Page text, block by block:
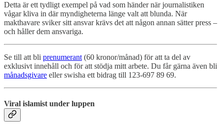
Detta är ett tydligt exempel på vad som händer när journalistiken
vågar kliva in där myndigheterna länge valt att blunda. När
makthavare sviker sitt ansvar krävs det att någon annan sätter press –
och håller dem ansvariga.
Se till att bli prenumerant (60 kronor/månad) för att ta del av
exklusivt innehåll och för att stödja mitt arbete. Du får gärna även bli
månadsgivare eller swisha ett bidrag till 123-697 89 69.
Viral islamist under luppen